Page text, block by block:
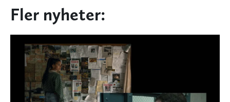
Fler nyheter: